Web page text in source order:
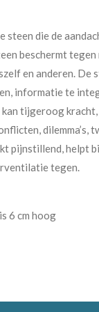
steen die de
beschermt
en anderen. De
informatie te
tijgeroog
dilemma’s,
pijnstillend, helpt
tegen.
6 cm hoog